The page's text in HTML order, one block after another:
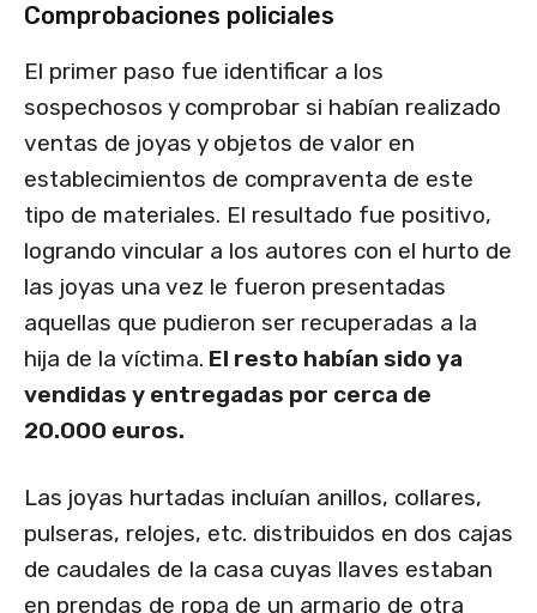
Comprobaciones policiales
El primer paso fue identificar a los
sospechosos y comprobar si habían realizado
ventas de joyas y objetos de valor en
establecimientos de compraventa de este
tipo de materiales. El resultado fue positivo,
logrando vincular a los autores con el hurto de
las joyas una vez le fueron presentadas
aquellas que pudieron ser recuperadas a la
hija de la víctima. El resto habían sido ya
vendidas y entregadas por cerca de
20.000 euros.
Las joyas hurtadas incluían anillos, collares,
pulseras, relojes, etc. distribuidos en dos cajas
de caudales de la casa cuyas llaves estaban
en prendas de ropa de un armario de otra